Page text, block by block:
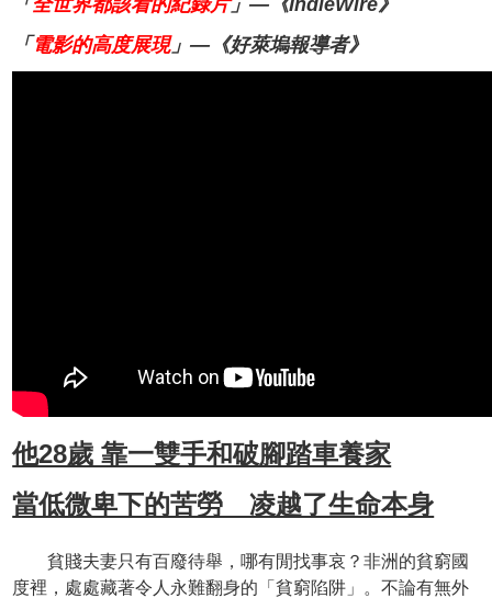
「 電影的高度展現」—《好萊塢報導者》
他28歲 靠一雙手和破腳踏車養家
當低微卑下的苦勞 凌越了生命本身
貧賤夫妻只有百廢待舉，哪有閒找事哀？非洲的貧窮國
度裡，處處藏著令人永難翻身的「貧窮陷阱」。不論有無外